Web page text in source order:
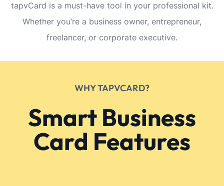
tapvCard is a must-have tool in your professional kit.
Whether you’re a business owner, entrepreneur,
freelancer, or corporate executive.
WHY TAPVCARD?
Smart Business
Card Features